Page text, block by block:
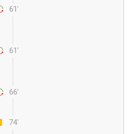
61'
61'
66'
74'